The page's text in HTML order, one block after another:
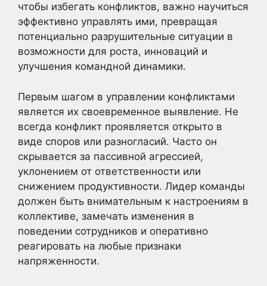
чтобы избегать конфликтов, важно научиться
эффективно управлять ими, превращая
потенциально разрушительные ситуации в
возможности для роста, инноваций и
улучшения командной динамики.
Первым шагом в управлении конфликтами
является их своевременное выявление. Не
всегда конфликт проявляется открыто в
виде споров или разногласий. Часто он
скрывается за пассивной агрессией,
уклонением от ответственности или
снижением продуктивности. Лидер команды
должен быть внимательным к настроениям в
коллективе, замечать изменения в
поведении сотрудников и оперативно
реагировать на любые признаки
напряженности.